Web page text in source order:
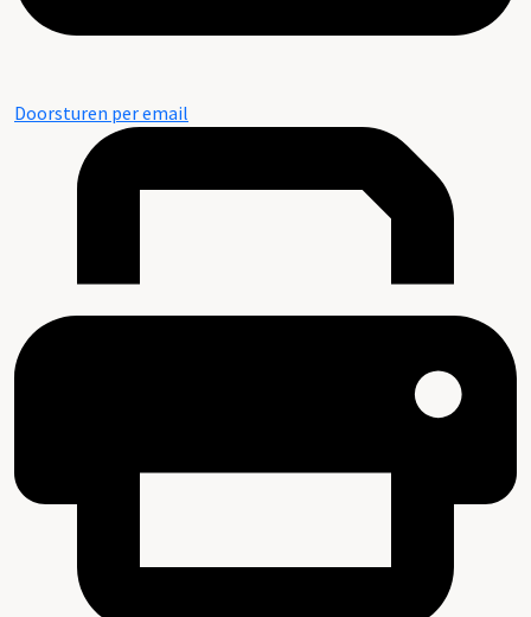
Doorsturen per email